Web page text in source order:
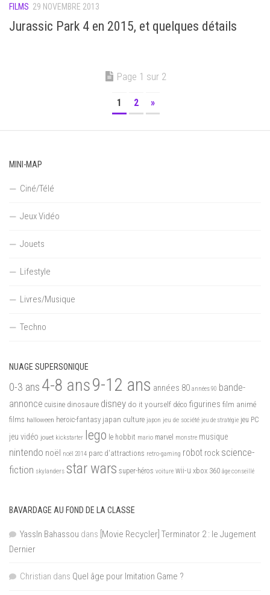
FILMS 29 NOVEMBRE 2013
Jurassic Park 4 en 2015, et quelques détails
Page 1 sur 2
1 2 »
MINI-MAP
Ciné/Télé
Jeux Vidéo
Jouets
Lifestyle
Livres/Musique
Techno
NUAGE SUPERSONIQUE
0-3 ans 4-8 ans9-12 ans années 80 années 90 bande-
annonce cuisine dinosaure disney do it yourself déco figurines film animé
films halloween heroic-fantasy japan culture japon jeu de société jeu de stratégie jeu PC
jeu vidéo jouet kickstarter lego le hobbit mario marvel monstre musique
nintendo noël noël 2014 parc d'attractions retro-gaming robot rock science-
fiction skylanders star wars super-héros voiture wii-u xbox 360 âge conseillé
BAVARDAGE AU FOND DE LA CLASSE
YassIn Bahassou dans [Movie Recycler] Terminator 2 : le Jugement
Dernier
Christian dans Quel âge pour Imitation Game ?